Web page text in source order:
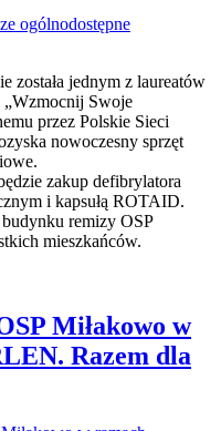
została jednym z laureatów
„Wzmocnij Swoje
przez Polskie Sieci
nowoczesny sprzęt
zakup defibrylatora
i kapsułą ROTAID.
remizy OSP
mieszkańców.
Miłakowo w
Razem dla